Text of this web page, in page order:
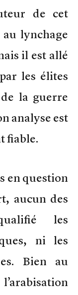
de cet
au lynchage
il est allé
les élites
la guerre
analyse est
fiable.
en question
aucun des
les
ni les
Bien au